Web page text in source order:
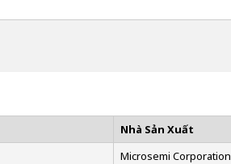
Nhà Sản Xuất
Microsemi Corporation